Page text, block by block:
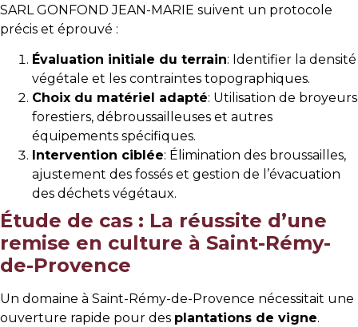
SARL GONFOND JEAN-MARIE suivent un protocole
précis et éprouvé :
Évaluation initiale du terrain: Identifier la densité
végétale et les contraintes topographiques.
Choix du matériel adapté: Utilisation de broyeurs
forestiers, débroussailleuses et autres
équipements spécifiques.
Intervention ciblée: Élimination des broussailles,
ajustement des fossés et gestion de l’évacuation
des déchets végétaux.
Étude de cas : La réussite d’une
remise en culture à Saint-Rémy-
de-Provence
Un domaine à Saint-Rémy-de-Provence nécessitait une
ouverture rapide pour des plantations de vigne.